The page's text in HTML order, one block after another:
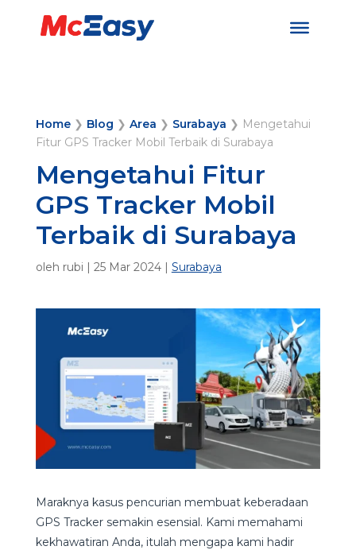
Home❯ Blog ❯ Area ❯ Surabaya ❯ Mengetahui
Fitur GPS Tracker Mobil Terbaik di Surabaya
Mengetahui Fitur
GPS Tracker Mobil
Terbaik di Surabaya
oleh rubi | 25 Mar 2024| Surabaya
Maraknya kasus pencurian membuat keberadaan
GPS Tracker semakin esensial. Kami memahami
kekhawatiran Anda, itulah mengapa kami hadir